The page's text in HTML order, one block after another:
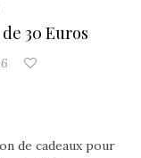
30 Euros
de cadeaux pour